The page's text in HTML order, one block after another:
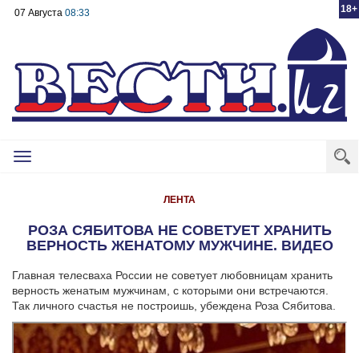
18+
07 Августа 08:33
Toggle
ЛЕНТА
РОЗА СЯБИТОВА НЕ СОВЕТУЕТ ХРАНИТЬ
ВЕРНОСТЬ ЖЕНАТОМУ МУЖЧИНЕ. ВИДЕО
Главная телесваха России не советует любовницам хранить
верность женатым мужчинам, с которыми они встречаются.
Так личного счастья не построишь, убеждена Роза Сябитова.